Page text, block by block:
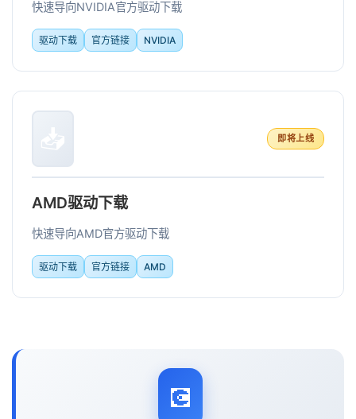
快速导向NVIDIA官方驱动下载
驱动下载 官方链接 NVIDIA
📥 即将上线
AMD驱动下载
快速导向AMD官方驱动下载
驱动下载 官方链接 AMD
💽